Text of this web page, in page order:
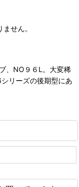
せん。
、NO９６L。大変稀
リーズの後期型にあ